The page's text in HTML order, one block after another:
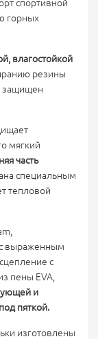
спортивной
горных
влагостойкой
резины
защищен
мягкий
часть
специальным
тепловой
выраженным
с
пены EVA,
и
пяткой.
изготовлены